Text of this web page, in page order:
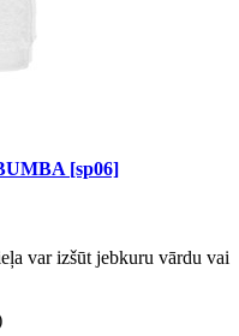
[sp06]
var izšūt jebkuru vārdu vai